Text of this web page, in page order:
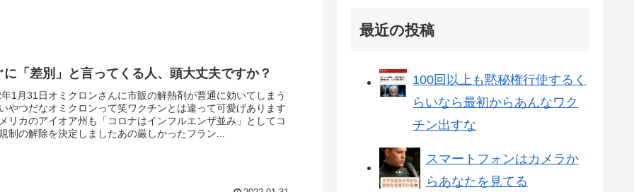
に「差別」と言ってくる人、頭大丈夫ですか？
1月31日オミクロンさんに市販の解熱剤が普通に効いてしまう
やつだなオミクロンって笑ワクチンとは違って可愛げあります
リカのアイオア州も「コロナはインフルエンザ並み」としてコ
制の解除を決定しましたあの厳しかったフラン...
最近の投稿
100回以上も黙秘権行使するく
らいなら最初からあんなワク
チン出すな
スマートフォンはカメラか
らあなたを見てる